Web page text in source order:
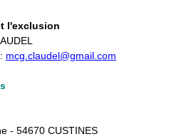
l'exclusion
mcg.claudel@gmail.com
- 54670 CUSTINES